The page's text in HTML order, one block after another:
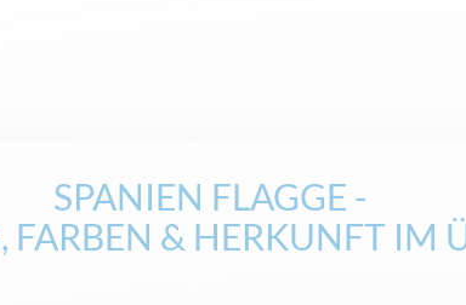
SPANIEN FLAGGE -
FARBEN & HERKUNFT IM